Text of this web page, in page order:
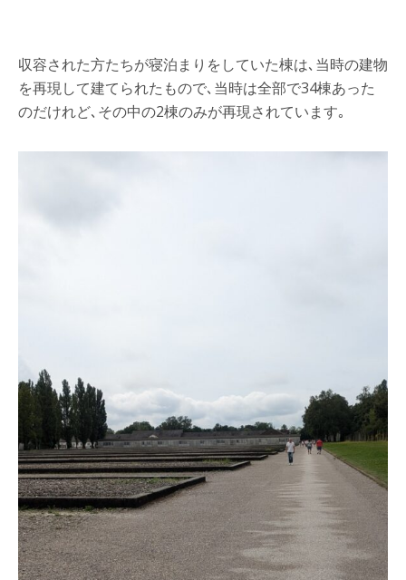
収容された方たちが寝泊まりをしていた棟は､当時の建物
を再現して建てられたもので､当時は全部で34棟あった
のだけれど､その中の2棟のみが再現されています｡